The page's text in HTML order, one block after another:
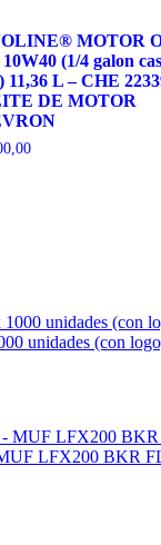
MOTOR
(1/4 galon
11,36 L – CHE
DE MOTOR
unidades (con
LFX200 BKR